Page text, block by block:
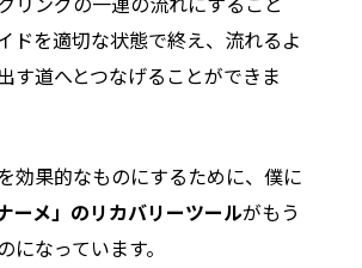
ドを適切な状態で終え、流れるよ
す道へとつなげることができま
効果的なものにするために、僕に
ナーメ」のリカバリーツールがもう
になっています。